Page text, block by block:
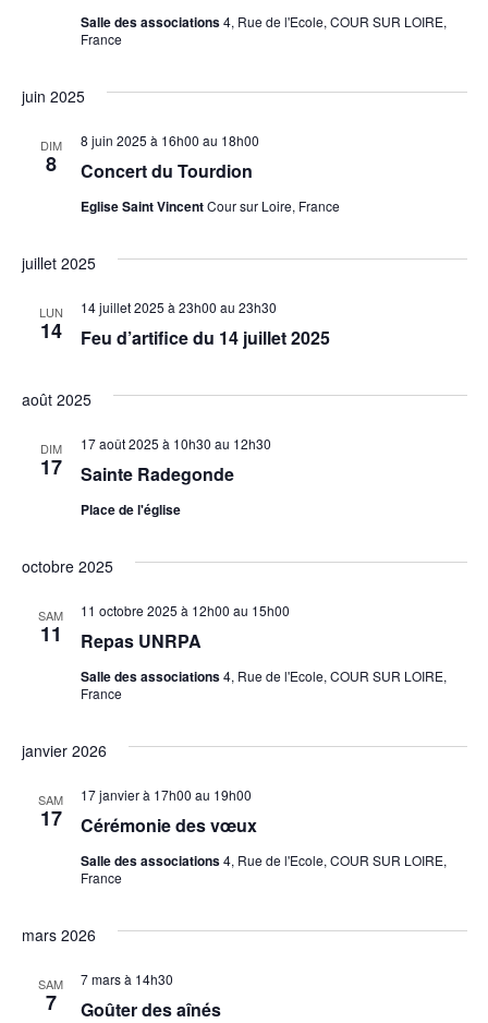
Salle des associations4, Rue de l'Ecole, COUR SUR LOIRE,
France
juin 2025
DIM
8 Concert du Tourdion
8 juin 2025 à 16h00 au 18h00
Eglise Saint VincentCour sur Loire, France
juillet 2025
LUN
14 Feu d’artifice du 14 juillet 2025
14 juillet 2025 à 23h00 au 23h30
août 2025
DIM
17 Sainte Radegonde
17 août 2025 à 10h30 au 12h30
Place de l'église
octobre 2025
SAM
11 Repas UNRPA
11 octobre 2025 à 12h00 au 15h00
Salle des associations4, Rue de l'Ecole, COUR SUR LOIRE,
France
janvier 2026
SAM
17 Cérémonie des vœux
17 janvier à 17h00 au 19h00
Salle des associations4, Rue de l'Ecole, COUR SUR LOIRE,
France
mars 2026
SAM
7 Goûter des aînés
7 mars à 14h30